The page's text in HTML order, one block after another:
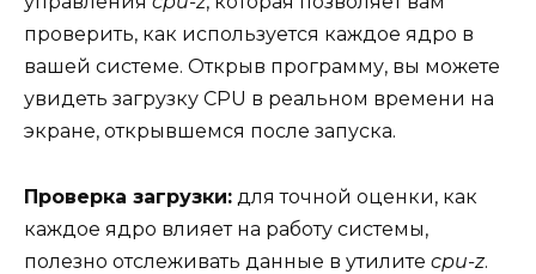
проверить, как используется каждое ядро в
вашей системе. Открыв программу, вы можете
увидеть загрузку CPU в реальном времени на
экране, открывшемся после запуска.
Проверка загрузки: для точной оценки, как
каждое ядро влияет на работу системы,
полезно отслеживать данные в утилите cpu-z.